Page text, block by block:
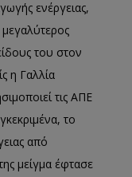
ενέργειας,
του στον
η Γαλλία
τις ΑΠΕ
το
από
μείγμα έφτασε